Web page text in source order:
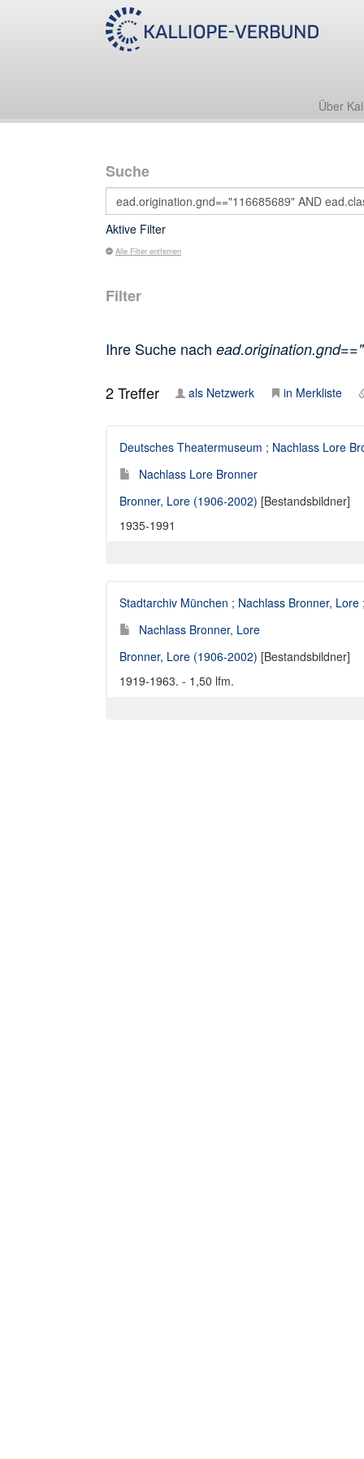
Über
Suche
Aktive Filter
Alle Filter entfernen
Filter
Ihre Suche nach
2Treffer als Netzwerk in Merkliste
Deutsches Theatermuseum ; Nachlass Lore
Nachlass Lore Bronner
Bronner, Lore (1906-2002) [Bestandsbildner]
1935-1991
Stadtarchiv München ; Nachlass Bronner, Lore
Nachlass Bronner, Lore
Bronner, Lore (1906-2002) [Bestandsbildner]
1919-1963. - 1,50 lfm.